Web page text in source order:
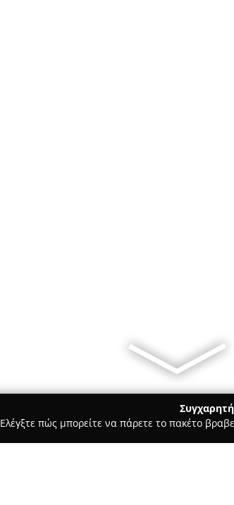
Ελέγξτε πώς μπορείτε να πάρετε το πακέτο